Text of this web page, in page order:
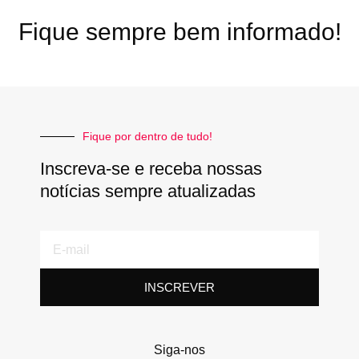
Fique sempre bem informado!
Fique por dentro de tudo!
Inscreva-se e receba nossas
notícias sempre atualizadas
INSCREVER
Siga-nos